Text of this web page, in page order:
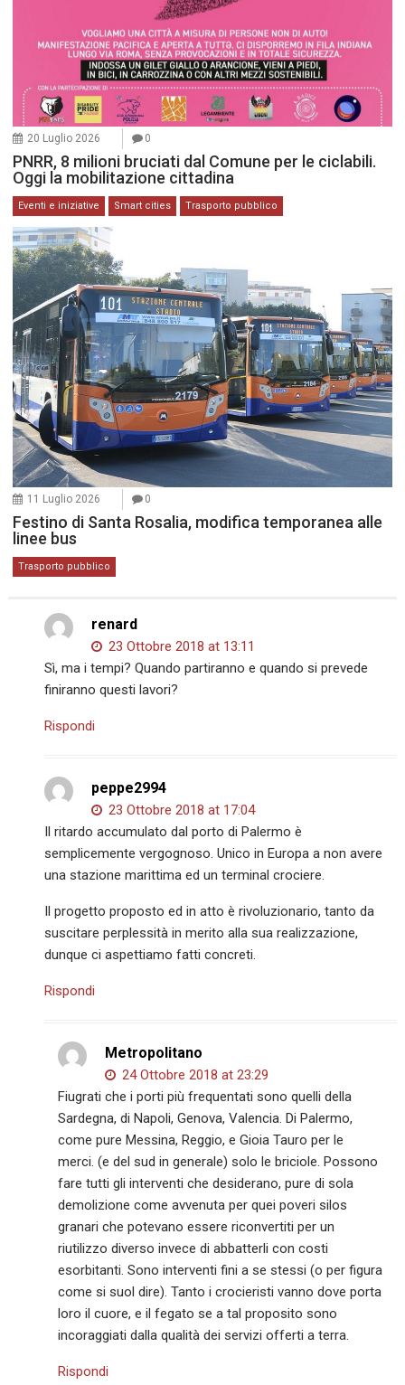
20 Luglio 2026 0
PNRR, 8 milioni bruciati dal Comune per le ciclabili.
Oggi la mobilitazione cittadina
Eventi e iniziative Smart cities Trasporto pubblico
11 Luglio 2026 0
Festino di Santa Rosalia, modifica temporanea alle
linee bus
Trasporto pubblico
renard
23 Ottobre 2018 at 13:11
Sì, ma i tempi? Quando partiranno e quando si prevede
finiranno questi lavori?
Rispondi
peppe2994
23 Ottobre 2018 at 17:04
Il ritardo accumulato dal porto di Palermo è
semplicemente vergognoso. Unico in Europa a non avere
una stazione marittima ed un terminal crociere.
Il progetto proposto ed in atto è rivoluzionario, tanto da
suscitare perplessità in merito alla sua realizzazione,
dunque ci aspettiamo fatti concreti.
Rispondi
Metropolitano
24 Ottobre 2018 at 23:29
Fiugrati che i porti più frequentati sono quelli della
Sardegna, di Napoli, Genova, Valencia. Di Palermo,
come pure Messina, Reggio, e Gioia Tauro per le
merci. (e del sud in generale) solo le briciole. Possono
fare tutti gli interventi che desiderano, pure di sola
demolizione come avvenuta per quei poveri silos
granari che potevano essere riconvertiti per un
riutilizzo diverso invece di abbatterli con costi
esorbitanti. Sono interventi fini a se stessi (o per figura
come si suol dire). Tanto i crocieristi vanno dove porta
loro il cuore, e il fegato se a tal proposito sono
incoraggiati dalla qualità dei servizi offerti a terra.
Rispondi